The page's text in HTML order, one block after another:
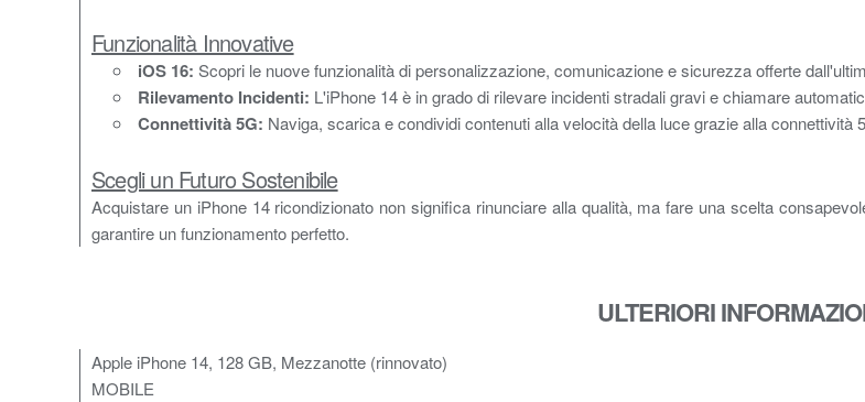
Funzionalità Innovative
iOS 16: Scopri le nuove funzionalità di personalizzazione, comunicazione e sicurezza offerte
Rilevamento Incidenti: L'iPhone 14 è in grado di rilevare incidenti stradali gravi e chiamare
Connettività 5G: Naviga, scarica e condividi contenuti alla velocità della luce grazie alla connettività
Scegli un Futuro Sostenibile
Acquistare un iPhone 14 ricondizionato non significa rinunciare alla qualità, ma fare una scelta
garantire un funzionamento perfetto.
ULTERIORI
Apple iPhone 14, 128 GB, Mezzanotte (rinnovato)
MOBILE